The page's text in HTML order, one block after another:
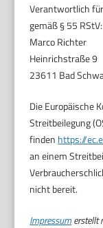
Verantwortlich
gemäß § 55 RStV:
Marco Richter
Heinrichstraße 9
23611 Bad
Die Europäische
Streitbeilegung
finden https://
an einem
nicht bereit.
Impressumerstellt